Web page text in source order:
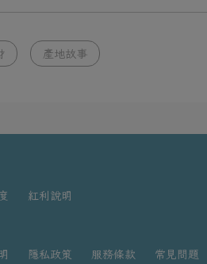
產地故事
紅利說明
隱私政策 服務條款 常見問題